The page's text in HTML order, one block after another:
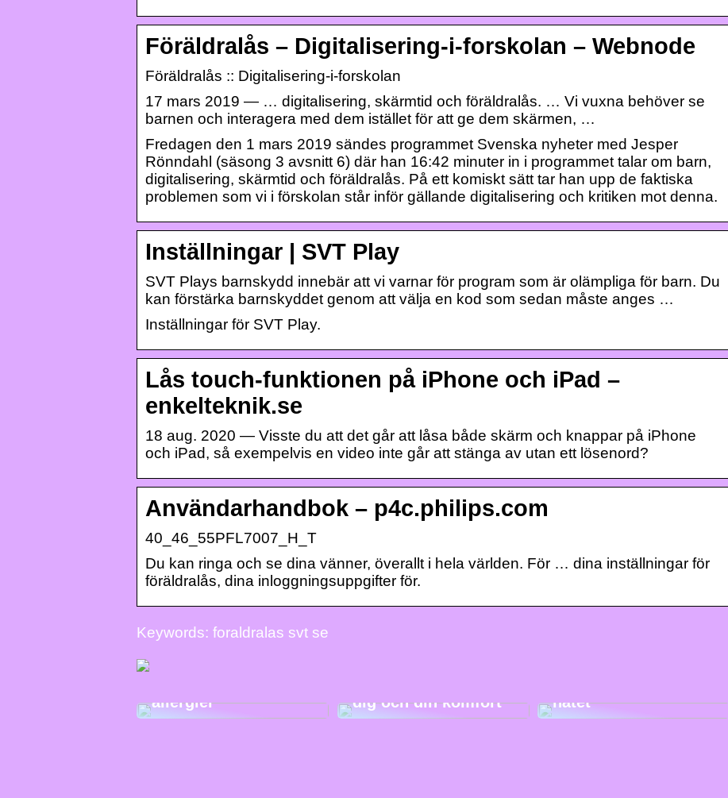
Föräldralås – Digitalisering-i-forskolan – Webnode
Föräldralås :: Digitalisering-i-forskolan
17 mars 2019 — … digitalisering, skärmtid och föräldralås. … Vi vuxna behöver se
barnen och interagera med dem istället för att ge dem skärmen, …
Fredagen den 1 mars 2019 sändes programmet Svenska nyheter med Jesper
Rönndahl (säsong 3 avsnitt 6) där han 16:42 minuter in i programmet talar om barn,
digitalisering, skärmtid och föräldralås. På ett komiskt sätt tar han upp de faktiska
problemen som vi i förskolan står inför gällande digitalisering och kritiken mot denna.
Inställningar | SVT Play
SVT Plays barnskydd innebär att vi varnar för program som är olämpliga för barn. Du
kan förstärka barnskyddet genom att välja en kod som sedan måste anges …
Inställningar för SVT Play.
Lås touch-funktionen på iPhone och iPad –
enkelteknik.se
18 aug. 2020 — Visste du att det går att låsa både skärm och knappar på iPhone
och iPad, så exempelvis en video inte går att stänga av utan ett lösenord?
Användarhandbok – p4c.philips.com
40_46_55PFL7007_H_T
Du kan ringa och se dina vänner, överallt i hela världen. För … dina inställningar för
föräldralås, dina inloggningsuppgifter för.
Keywords: foraldralas svt se
allergier
dig och din komfort
nätet